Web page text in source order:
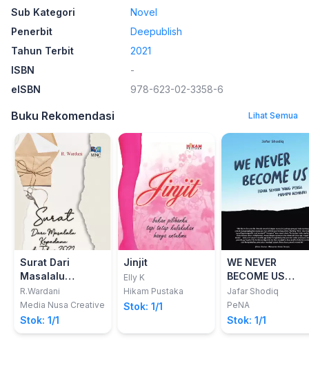
Sub Kategori
Novel
Penerbit
Deepublish
Tahun Terbit
2021
ISBN
-
eISBN
978-623-02-3358-6
Buku Rekomendasi Lihat Semua
Surat Dari
Masalalu
Kepadamu di
Tahun 2021
R.Wardani
Media Nusa Creative
Stok: 1/1
Jinjit
Elly K
Hikam Pustaka
Stok: 1/1
WE NEVER
BECOME US
Tidak Semua
yang Pergi
Mampu kembali
Jafar Shodiq
PeNA
Stok: 1/1